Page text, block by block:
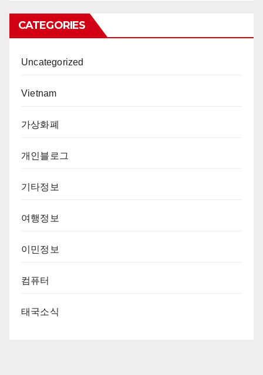
CATEGORIES
Uncategorized
Vietnam
가상화폐
개인블로그
기타정보
여행정보
이민정보
컴퓨터
태국소식